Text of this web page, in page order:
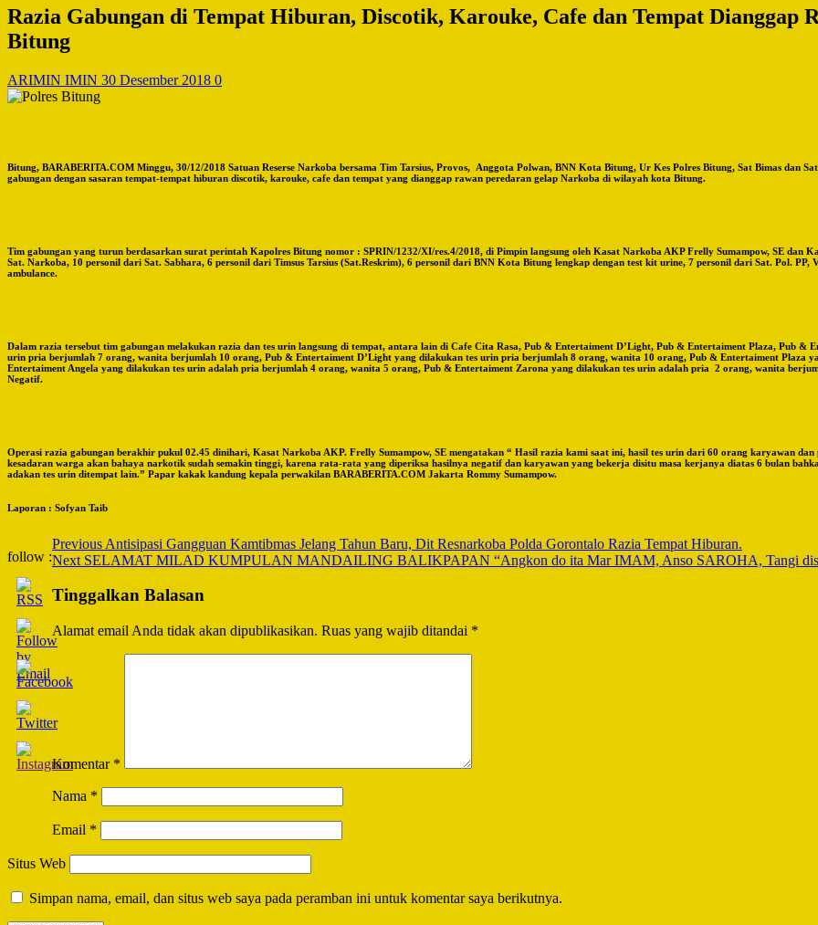
Razia Gabungan di Tempat Hiburan, Discotik, Karouke, Cafe dan Tempat Dianggap
Bitung
ARIMIN IMIN 30 Desember 2018 0
Bitung, BARABERITA.COM Minggu, 30/12/2018 Satuan Reserse Narkoba bersama Tim Tarsius, Provos, Anggota Polwan, BNN Kota Bitung, Ur Kes Polres Bitung, Sat Bimas dan
gabungan dengan sasaran tempat-tempat hiburan discotik, karouke, cafe dan tempat yang dianggap rawan peredaran gelap Narkoba di wilayah kota Bitung.
Tim gabungan yang turun berdasarkan surat perintah Kapolres Bitung nomor : SPRIN/1232/XI/res.4/2018, di Pimpin langsung oleh Kasat Narkoba AKP Frelly Sumampow, SE dan
Sat. Narkoba, 10 personil dari Sat. Sabhara, 6 personil dari Timsus Tarsius (Sat.Reskrim), 6 personil dari BNN Kota Bitung lengkap dengan test kit urine, 7 personil dari Sat. Pol.
ambulance.
Dalam razia tersebut tim gabungan melakukan razia dan tes urin langsung di tempat, antara lain di Cafe Cita Rasa, Pub & Entertaiment D’Light, Pub & Entertaiment Plaza, Pub
urin pria berjumlah 7 orang, wanita berjumlah 10 orang, Pub & Entertaiment D’Light yang dilakukan tes urin pria berjumlah 8 orang, wanita 10 orang, Pub & Entertaiment Plaza
Entertaiment Angela yang dilakukan tes urin adalah pria berjumlah 4 orang, wanita 5 orang, Pub & Entertaiment Zarona yang dilakukan tes urin adalah pria 2 orang, wanita
Negatif.
Operasi razia gabungan berakhir pukul 02.45 dinihari, Kasat Narkoba AKP. Frelly Sumampow, SE mengatakan “ Hasil razia kami saat ini, hasil tes urin dari 60 orang karyawan
kesadaran warga akan bahaya narkotik sudah semakin tinggi, karena rata-rata yang diperiksa hasilnya negatif dan karyawan yang bekerja disitu masa kerjanya diatas 6 bulan
adakan tes urin ditempat lain.” Papar kakak kandung kepala perwakilan BARABERITA.COM Jakarta Rommy Sumampow.
Laporan : Sofyan Taib
follow :
Post
Navigation
Previous Antisipasi Gangguan Kamtibmas Jelang Tahun Baru, Dit Resnarkoba Polda Gorontalo Razia Tempat Hiburan.
Next SELAMAT MILAD KUMPULAN MANDAILING BALIKPAPAN “Angkon do ita Mar IMAM, Anso SAROHA, Tangi
Tinggalkan Balasan
Alamat email Anda tidak akan dipublikasikan. Ruas yang wajib ditandai *
Komentar *
Nama *
Email *
Situs Web
Simpan nama, email, dan situs web saya pada peramban ini untuk komentar saya berikutnya.